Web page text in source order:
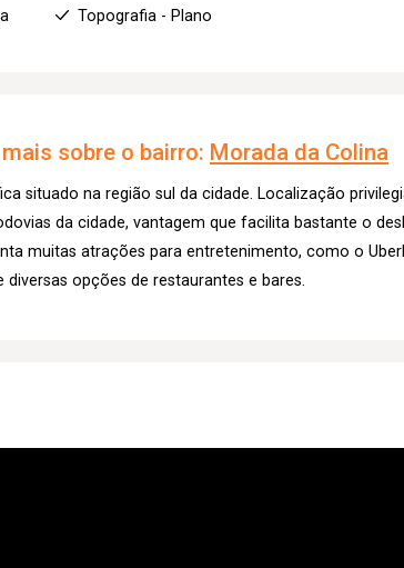
Topografia - Plano
sobre o bairro: Morada da Colina
situado na região sul da cidade. Localização
da cidade, vantagem que facilita bastante o
muitas atrações para entretenimento, como o
diversas opções de restaurantes e bares.